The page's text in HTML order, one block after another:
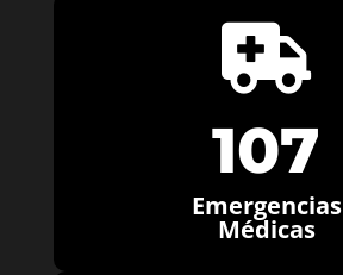

107
Emergencias
Médicas